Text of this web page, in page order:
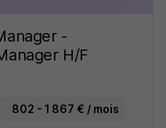
-
H/F
802 - 1 867 € / mois